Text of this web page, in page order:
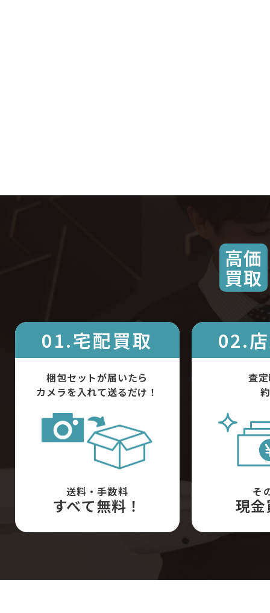
高価
買取
01.宅配買取
梱包セットが届いたら
カメラを入れて送るだけ！
送料・手数料
すべて無料！
02.
査
そ
現